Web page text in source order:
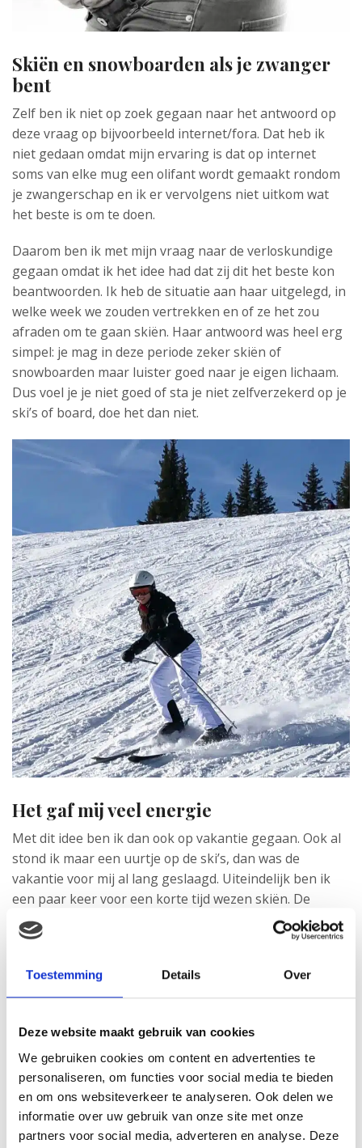
Toestemming Details Over
Deze website maakt gebruik van cookies
We gebruiken cookies om content en advertenties te
personaliseren, om functies voor social media te bieden
en om ons websiteverkeer te analyseren. Ook delen we
informatie over uw gebruik van onze site met onze
partners voor social media, adverteren en analyse. Deze
Skiën en snowboarden als je zwanger
bent
Zelf ben ik niet op zoek gegaan naar het antwoord op
deze vraag op bijvoorbeeld internet/fora. Dat heb ik
niet gedaan omdat mijn ervaring is dat op internet
soms van elke mug een olifant wordt gemaakt rondom
je zwangerschap en ik er vervolgens niet uitkom wat
het beste is om te doen.
Daarom ben ik met mijn vraag naar de verloskundige
gegaan omdat ik het idee had dat zij dit het beste kon
beantwoorden. Ik heb de situatie aan haar uitgelegd, in
welke week we zouden vertrekken en of ze het zou
afraden om te gaan skiën. Haar antwoord was heel erg
simpel: je mag in deze periode zeker skiën of
snowboarden maar luister goed naar je eigen lichaam.
Dus voel je je niet goed of sta je niet zelfverzekerd op je
ski’s of board, doe het dan niet.
Het gaf mij veel energie
Met dit idee ben ik dan ook op vakantie gegaan. Ook al
stond ik maar een uurtje op de ski’s, dan was de
vakantie voor mij al lang geslaagd. Uiteindelijk ben ik
een paar keer voor een korte tijd wezen skiën. De
buitenlucht, de gezelligheid en het winterzonnetje gaf
mij veel energie. Toch was een korte tijd skiën voor mij
anders te zwaar zou zijn. Ik merkte zeker dat ik minder
energie in mijn benen had dan anders en misselijkheid
moment dat het niet ging, stopte ik er lekker mee.